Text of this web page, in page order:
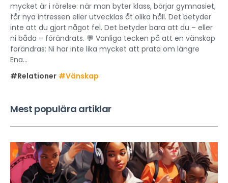
mycket är i rörelse: när man byter klass, börjar gymnasiet,
får nya intressen eller utvecklas åt olika håll. Det betyder
inte att du gjort något fel. Det betyder bara att du – eller
ni båda – förändrats. 💬 Vanliga tecken på att en vänskap
förändras: Ni har inte lika mycket att prata om längre
Ena...
#Relationer #Vänskap
Mest populära artiklar